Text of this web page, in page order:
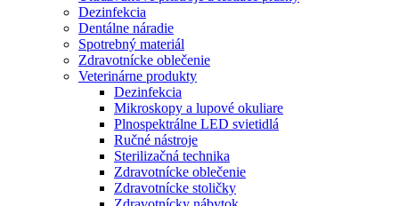
Dezinfekcia
Dentálne náradie
Spotrebný materiál
Zdravotnícke oblečenie
Veterinárne produkty
Dezinfekcia
Mikroskopy a lupové okuliare
Plnospektrálne LED svietidlá
Ručné nástroje
Sterilizačná technika
Zdravotnícke oblečenie
Zdravotnícke stoličky